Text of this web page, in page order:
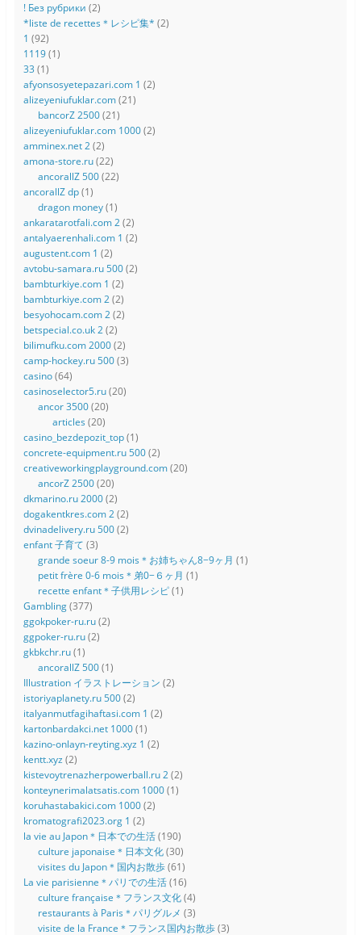
! Без рубрики (2)
*liste de recettes＊レシピ集* (2)
1 (92)
1119(1)
33 (1)
afyonsosyetepazari.com 1 (2)
alizeyeniufuklar.com(21)
bancorZ 2500(21)
alizeyeniufuklar.com 1000(2)
amminex.net 2(2)
amona-store.ru(22)
ancorallZ 500(22)
ancorallZ dp(1)
dragon money(1)
ankaratarotfali.com 2(2)
antalyaerenhali.com 1 (2)
augustent.com 1 (2)
avtobu-samara.ru 500(2)
bambturkiye.com 1 (2)
bambturkiye.com 2(2)
besyohocam.com 2(2)
betspecial.co.uk 2(2)
bilimufku.com 2000(2)
camp-hockey.ru 500(3)
casino(64)
casinoselector5.ru(20)
ancor 3500(20)
articles (20)
casino_bezdepozit_top(1)
concrete-equipment.ru 500(2)
creativeworkingplayground.com(20)
ancorZ 2500(20)
dkmarino.ru 2000(2)
dogakentkres.com 2(2)
dvinadelivery.ru 500(2)
enfant 子育て (3)
grande soeur 8-9 mois＊お姉ちゃん8−9ヶ月 (1)
petit frère 0-6 mois＊弟0−６ヶ月 (1)
recette enfant＊子供用レシピ(1)
Gambling(377)
ggokpoker-ru.ru(2)
ggpoker-ru.ru(2)
gkbkchr.ru(1)
ancorallZ 500(1)
Illustration イラストレーション (2)
istoriyaplanety.ru 500(2)
italyanmutfagihaftasi.com 1 (2)
kartonbardakci.net 1000(1)
kazino-onlayn-reyting.xyz 1 (2)
kentt.xyz (2)
kistevoytrenazherpowerball.ru 2(2)
konteynerimalatsatis.com 1000(1)
koruhastabakici.com 1000(2)
kromatografi2023.org 1 (2)
la vie au Japon＊日本での生活(190)
culture japonaise＊日本文化(30)
visites du Japon＊国内お散歩(61)
La vie parisienne＊パリでの生活(16)
culture française＊フランス文化(4)
restaurants à Paris＊パリグルメ (3)
visite de la France＊フランス国内お散歩(3)